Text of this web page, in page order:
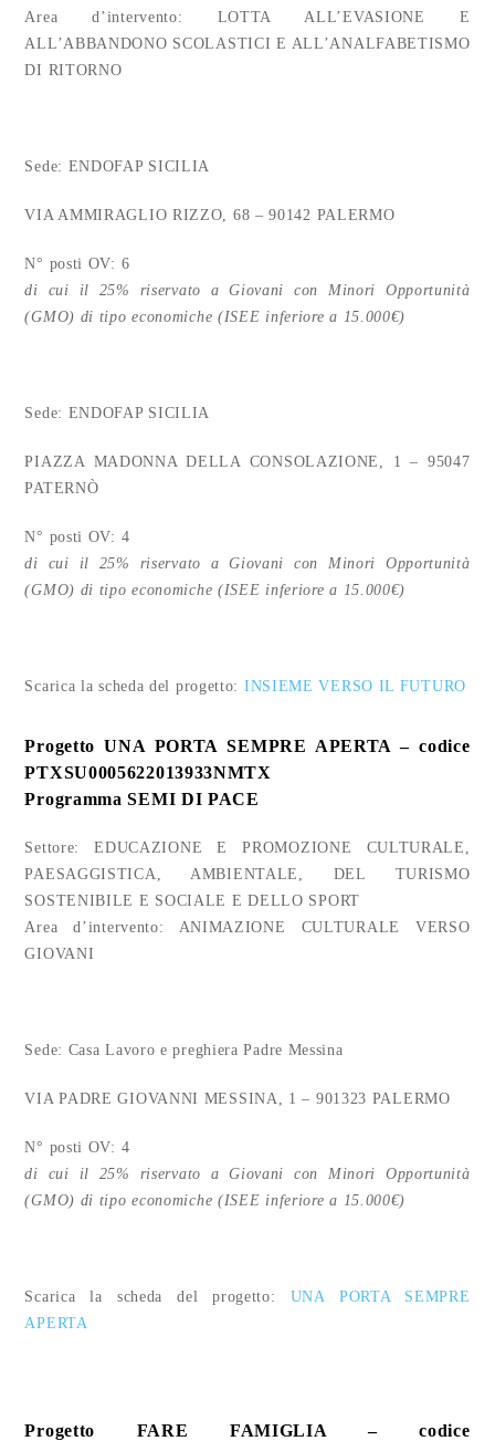
Area d’intervento: LOTTA ALL’EVASIONE E
ALL’ABBANDONO SCOLASTICI E ALL’ANALFABETISMO
DI RITORNO
Sede: ENDOFAP SICILIA
VIA AMMIRAGLIO RIZZO, 68 – 90142 PALERMO
N° posti OV: 6
di cui il 25% riservato a Giovani con Minori Opportunità
(GMO) di tipo economiche (ISEE inferiore a 15.000€)
Sede: ENDOFAP SICILIA
PIAZZA MADONNA DELLA CONSOLAZIONE, 1 – 95047
PATERNÒ
N° posti OV: 4
di cui il 25% riservato a Giovani con Minori Opportunità
(GMO) di tipo economiche (ISEE inferiore a 15.000€)
Scarica la scheda del progetto: INSIEME VERSO IL FUTURO
ProgettoUNA PORTA SEMPRE APERTA– codice
PTXSU0005622013933NMTX
Programma SEMI DI PACE
Settore: EDUCAZIONE E PROMOZIONE CULTURALE,
PAESAGGISTICA, AMBIENTALE, DEL TURISMO
SOSTENIBILE E SOCIALE E DELLO SPORT
Area d’intervento: ANIMAZIONE CULTURALE VERSO
GIOVANI
Sede: Casa Lavoro e preghiera Padre Messina
VIA PADRE GIOVANNI MESSINA, 1 – 901323 PALERMO
N° posti OV: 4
di cui il 25% riservato a Giovani con Minori Opportunità
(GMO) di tipo economiche (ISEE inferiore a 15.000€)
Scarica la scheda del progetto: UNA PORTA SEMPRE
APERTA
Progetto FARE FAMIGLIA– codice